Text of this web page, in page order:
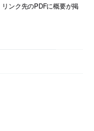
ンク先のPDFに概要が掲